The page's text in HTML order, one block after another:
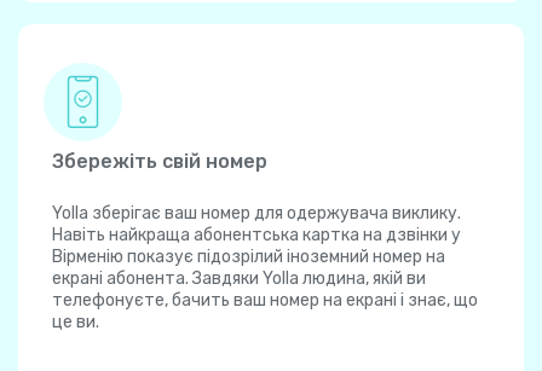
Збережіть свій номер
Yolla зберігає ваш номер для одержувача виклику.
Навіть найкраща абонентська картка на дзвінки у
Вірменію показує підозрілий іноземний номер на
екрані абонента. Завдяки Yolla людина, якій ви
телефонуєте, бачить ваш номер на екрані і знає, що
це ви.